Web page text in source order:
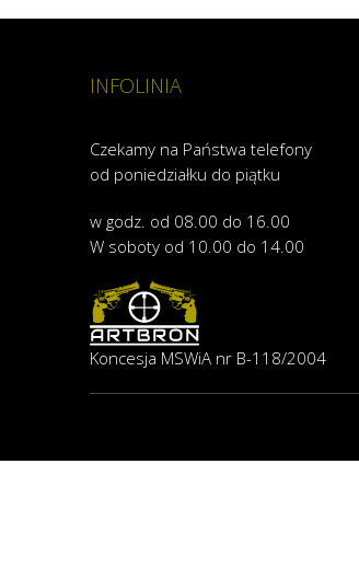
INFOLINIA
Czekamy na Państwa telefony
od poniedziałku do piątku
w godz. od 08.00 do 16.00
W soboty od 10.00 do 14.00
Koncesja MSWiA nr B-118/2004